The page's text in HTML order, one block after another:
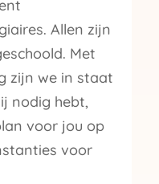
Allen zijn
Met
zijn we in staat
nodig hebt,
voor jou op
voor